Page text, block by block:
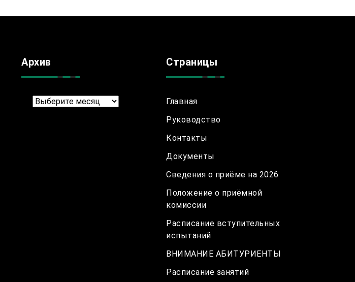
Архив
Архив
Страницы
Главная
Руководство
Контакты
Документы
Сведения о приёме на 2026
Положение о приёмной
комиссии
Расписание вступительных
испытаний
ВНИМАНИЕ АБИТУРИЕНТЫ
Расписание занятий